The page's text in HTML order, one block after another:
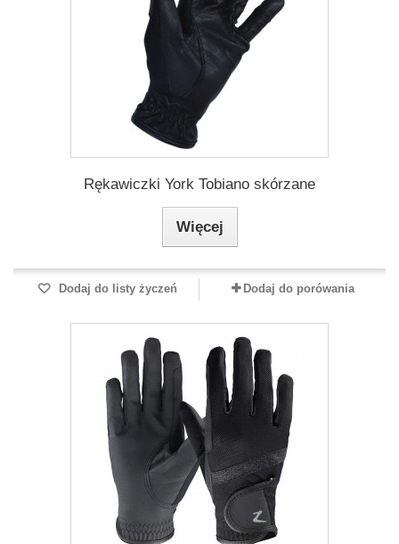
Rękawiczki York Tobiano skórzane
Więcej
Dodaj do listy życzeń Dodaj do porówania